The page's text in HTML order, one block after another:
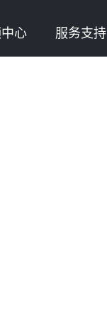
心 服务支持